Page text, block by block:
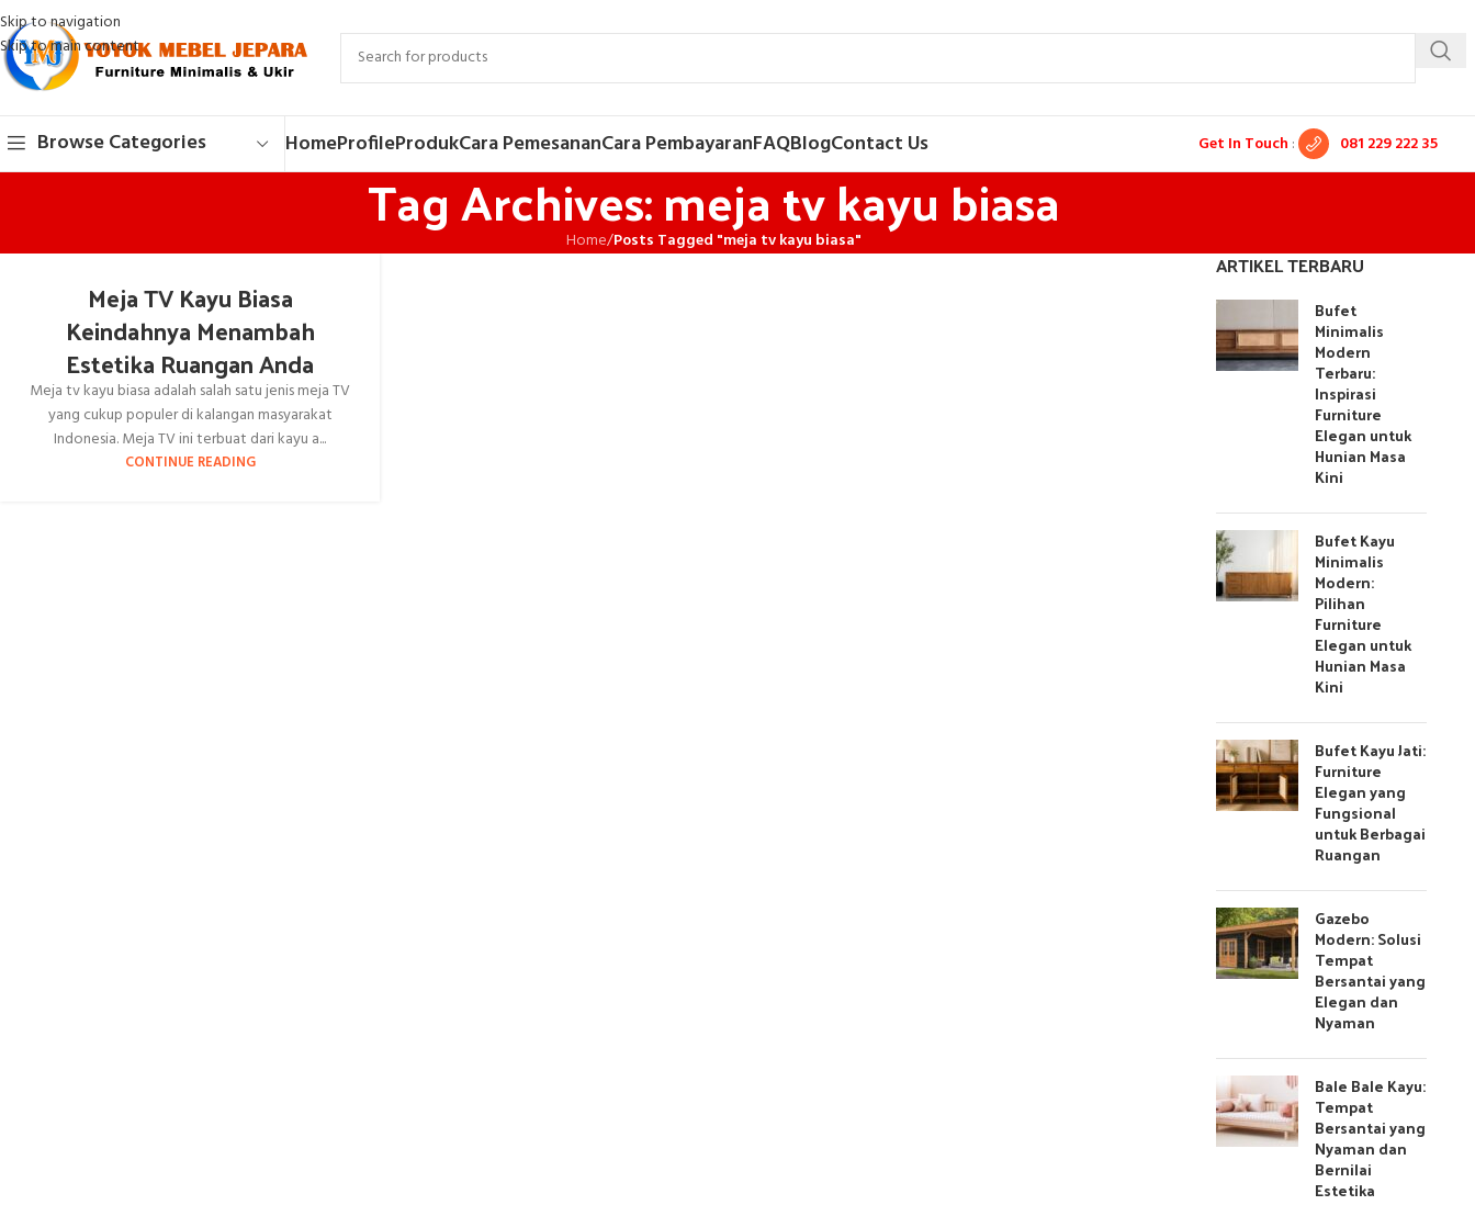
Skip to navigation
Skip to main content
Browse Categories HomeProfileProdukCara PemesananCara PembayaranFAQBlogContact Us Get In Touch : 081 229 222 35
Tag Archives: meja tv kayu biasa
Home/Posts Tagged "meja tv kayu biasa"
Meja TV Kayu Biasa
Keindahnya Menambah
Estetika Ruangan Anda
Meja tv kayu biasa adalah salah satu jenis meja TV
yang cukup populer di kalangan masyarakat
Indonesia. Meja TV ini terbuat dari kayu a...
CONTINUE READING
ARTIKEL TERBARU
Bufet
Minimalis
Modern
Terbaru:
Inspirasi
Furniture
Elegan untuk
Hunian Masa
Kini
Bufet Kayu
Minimalis
Modern:
Pilihan
Furniture
Elegan untuk
Hunian Masa
Kini
Bufet Kayu Jati:
Furniture
Elegan yang
Fungsional
untuk Berbagai
Ruangan
Gazebo
Modern: Solusi
Tempat
Bersantai yang
Elegan dan
Nyaman
Bale Bale Kayu:
Tempat
Bersantai yang
Nyaman dan
Bernilai
Estetika